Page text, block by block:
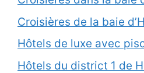
Croisières de la baie
Hôtels de luxe avec
Hôtels du district 1 de